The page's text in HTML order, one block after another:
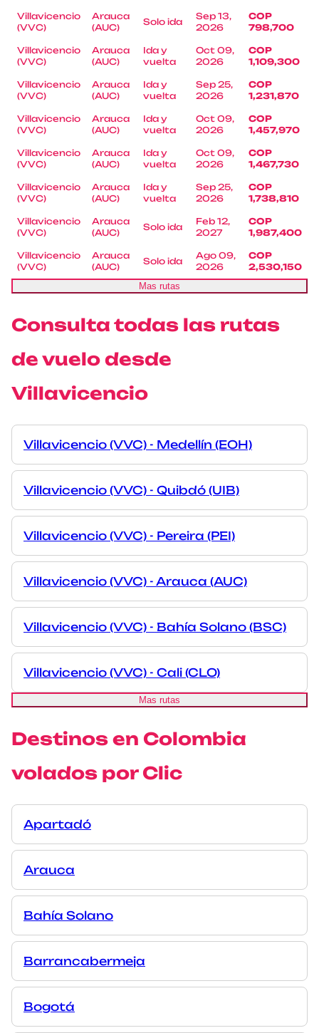
Villavicencio
(VVC)
Arauca
(AUC)
Solo ida
Sep 13,
2026
COP
798,700
Villavicencio
(VVC)
Arauca
(AUC)
Ida y
vuelta
Oct 09,
2026
COP
1,109,300
Villavicencio
(VVC)
Arauca
(AUC)
Ida y
vuelta
Sep 25,
2026
COP
1,231,870
Villavicencio
(VVC)
Arauca
(AUC)
Ida y
vuelta
Oct 09,
2026
COP
1,457,970
Villavicencio
(VVC)
Arauca
(AUC)
Ida y
vuelta
Oct 09,
2026
COP
1,467,730
Villavicencio
(VVC)
Arauca
(AUC)
Ida y
vuelta
Sep 25,
2026
COP
1,738,810
Villavicencio
(VVC)
Arauca
(AUC)
Solo ida
Feb 12,
2027
COP
1,987,400
Villavicencio
(VVC)
Arauca
(AUC)
Solo ida
Ago 09,
2026
COP
2,530,150
Mas rutas
Consulta todas las rutas
de vuelo desde
Villavicencio
Villavicencio (VVC) - Medellín (EOH)
Villavicencio (VVC) - Quibdó (UIB)
Villavicencio (VVC) - Pereira (PEI)
Villavicencio (VVC) - Arauca (AUC)
Villavicencio (VVC) - Bahía Solano (BSC)
Villavicencio (VVC) - Cali (CLO)
Mas rutas
Destinos en Colombia
volados por Clic
Apartadó
Arauca
Bahía Solano
Barrancabermeja
Bogotá